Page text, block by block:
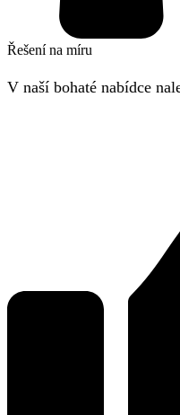
Řešení na míru
V naší bohaté nabídce